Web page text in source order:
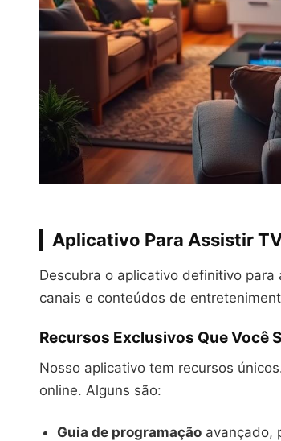
Aplicativo Para Assistir
Descubra o aplicativo definitivo para
canais e conteúdos de
Recursos Exclusivos Que Você
Nosso aplicativo tem recursos
online. Alguns são:
Guia de programação avançado,